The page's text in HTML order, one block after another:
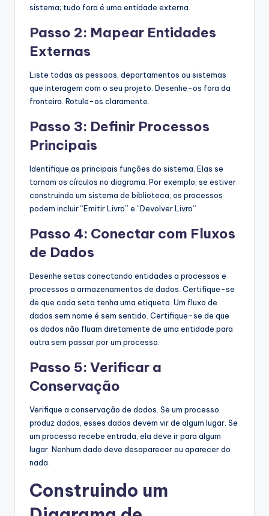
sistema; tudo fora é uma entidade externa.
Passo 2: Mapear Entidades
Externas
Liste todas as pessoas, departamentos ou sistemas
que interagem com o seu projeto. Desenhe-os fora da
fronteira. Rotule-os claramente.
Passo 3: Definir Processos
Principais
Identifique as principais funções do sistema. Elas se
tornam os círculos no diagrama. Por exemplo, se estiver
construindo um sistema de biblioteca, os processos
podem incluir “Emitir Livro” e “Devolver Livro”.
Passo 4: Conectar com Fluxos
de Dados
Desenhe setas conectando entidades a processos e
processos a armazenamentos de dados. Certifique-se
de que cada seta tenha uma etiqueta. Um fluxo de
dados sem nome é sem sentido. Certifique-se de que
os dados não fluam diretamente de uma entidade para
outra sem passar por um processo.
Passo 5: Verificar a
Conservação
Verifique a conservação de dados. Se um processo
produz dados, esses dados devem vir de algum lugar. Se
um processo recebe entrada, ela deve ir para algum
lugar. Nenhum dado deve desaparecer ou aparecer do
nada.
Construindo um